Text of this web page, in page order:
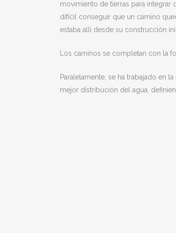
movimiento de tierras para integrar
difícil conseguir que un camino
estaba allí desde su construcción
Los caminos se completan con la
Paralelamente, se ha trabajado en
mejor distribución del agua,